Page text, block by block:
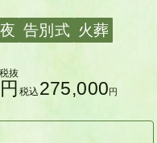
告別式 火葬
税抜
円 税込 275,000円